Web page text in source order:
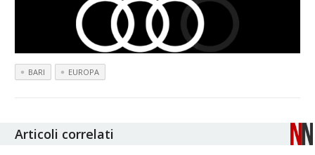
BARI EUROPA
Articoli correlati